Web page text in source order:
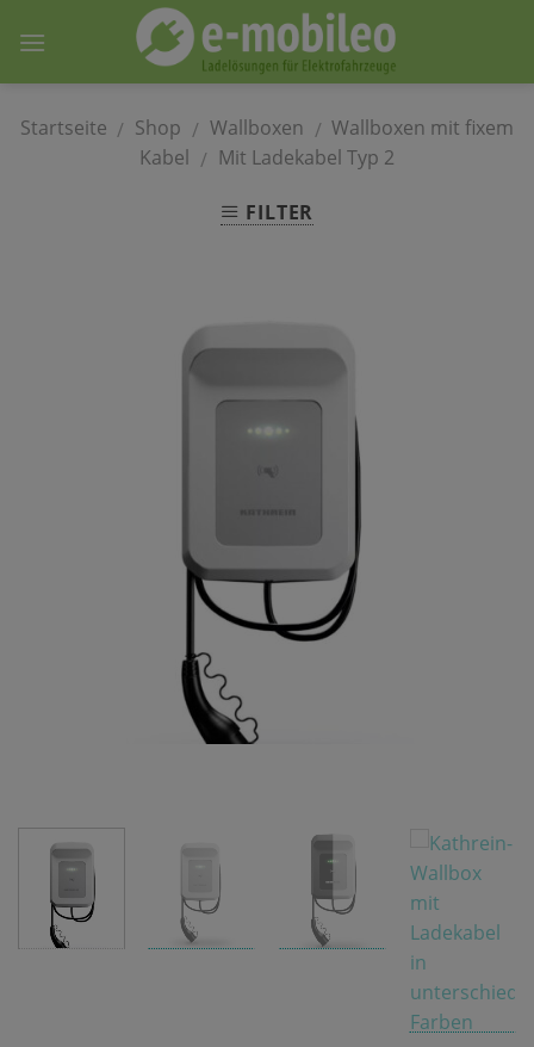
Startseite / Shop / Wallboxen / Wallboxen mit fixem
Kabel / Mit Ladekabel Typ 2
FILTER